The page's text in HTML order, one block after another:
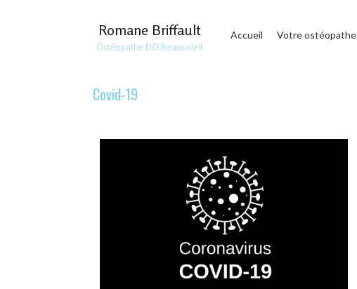
Accueil Votre ostéopathe
Romane Briffault
Ostéopathe DO Beausoleil
Covid-19